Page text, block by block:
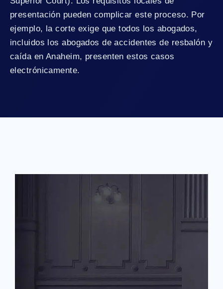
presentación pueden complicar este proceso. Por
ejemplo, la corte exige que todos los abogados,
incluidos los abogados de accidentes de resbalón y
caída en Anaheim, presenten estos casos
electrónicamente.